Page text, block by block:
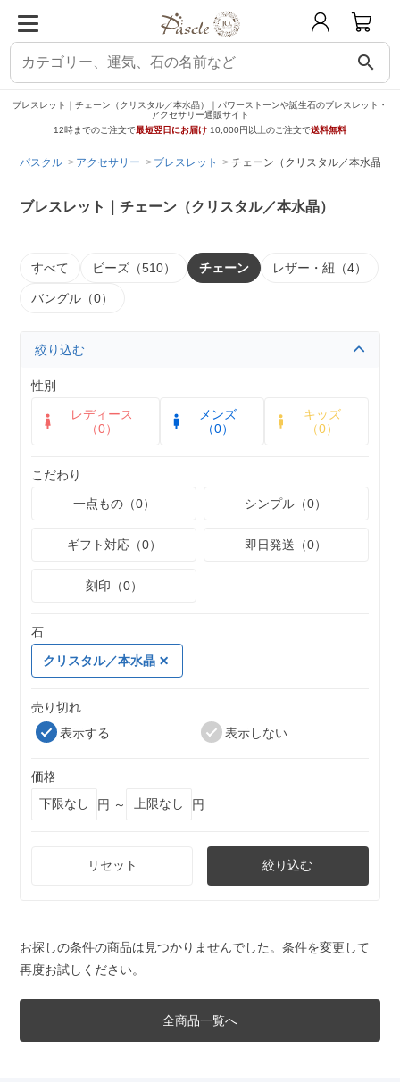
search
ブレスレット｜チェーン（クリスタル／本水晶）｜パワーストーンや誕生石のブレスレット・
アクセサリー通販サイト
12時までのご注文で最短翌日にお届け 10,000円以上のご注文で送料無料
パスクル アクセサリー ブレスレット チェーン（クリスタル／本水晶）
ブレスレット｜チェーン（クリスタル／本水晶）
すべて ビーズ（510） チェーン レザー・紐（4）
バングル（0）
絞り込む
性別
レディース
（0）
メンズ
（0）
キッズ
（0）
こだわり
一点もの（0）
シンプル（0）
ギフト対応（0） 即日発送（0）
刻印（0）
石
クリスタル／本水晶
売り切れ
表示する
表示しない
価格
円 ～
円
リセット 絞り込む
お探しの条件の商品は見つかりませんでした。条件を変更して
再度お試しください。
全商品一覧へ